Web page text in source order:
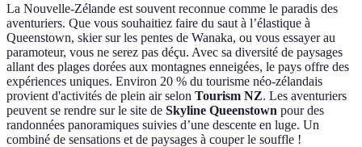
La Nouvelle-Zélande est souvent reconnue comme le paradis des
aventuriers. Que vous souhaitiez faire du saut à l’élastique à
Queenstown, skier sur les pentes de Wanaka, ou vous essayer au
paramoteur, vous ne serez pas déçu. Avec sa diversité de paysages
allant des plages dorées aux montagnes enneigées, le pays offre des
expériences uniques. Environ 20 % du tourisme néo-zélandais
provient d'activités de plein air selon Tourism NZ. Les aventuriers
peuvent se rendre sur le site de Skyline Queenstown pour des
randonnées panoramiques suivies d’une descente en luge. Un
combiné de sensations et de paysages à couper le souffle !